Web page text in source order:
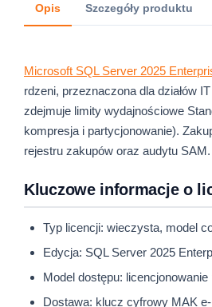
Opis Szczegóły produktu
Microsoft SQL Server 2025
rdzeni, przeznaczona dla działów
zdejmuje limity wydajnościowe
kompresja i partycjonowanie).
rejestru zakupów oraz audytu SAM.
Kluczowe informacje o
Typ licencji: wieczysta, model
Edycja: SQL Server 2025
Model dostępu:
Dostawa: klucz cyfrowy MAK